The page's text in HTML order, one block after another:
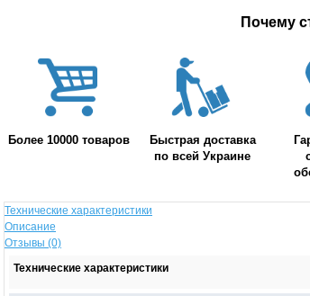
Почему
Более 10000 товаров
Быстрая доставка
по всей Украине
Технические характеристики
Описание
Отзывы (0)
Технические характеристики